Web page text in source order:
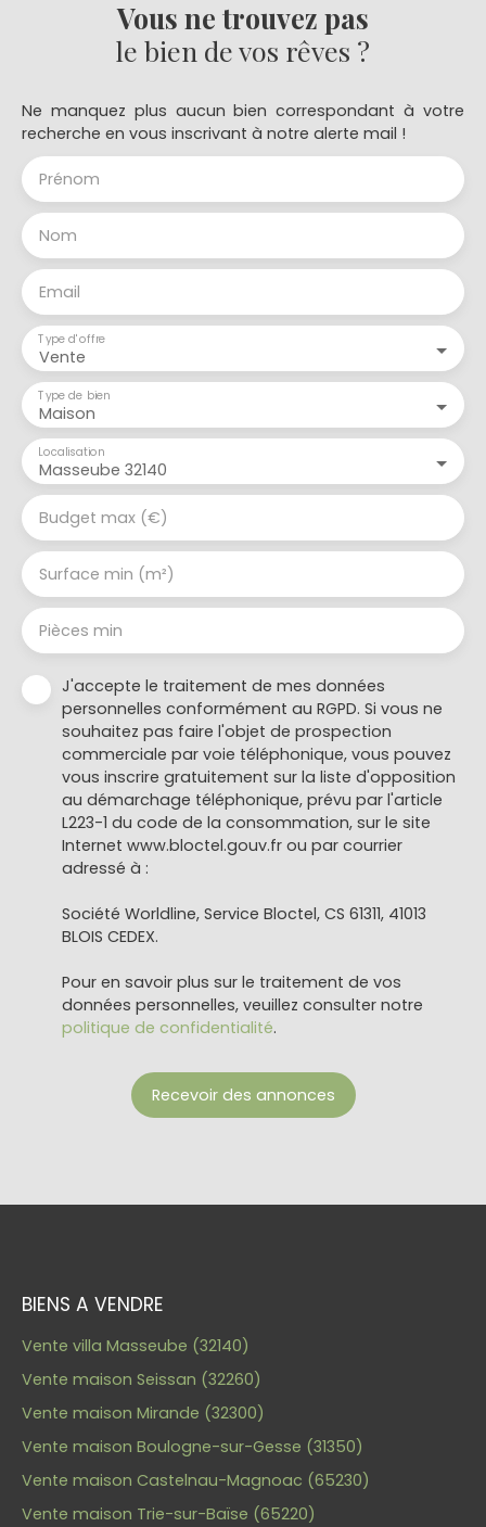
Vous ne trouvez pas
le bien de vos rêves ?
Ne manquez plus aucun bien correspondant à votre
recherche en vous inscrivant à notre alerte mail !
Prénom
Nom
Email
Vente
Type d'offre
Maison
Type de bien
Masseube 32140
Localisation
Budget max (€)
Surface min (m²)
Pièces min
J'accepte le traitement de mes données
personnelles conformément au RGPD. Si vous ne
souhaitez pas faire l'objet de prospection
commerciale par voie téléphonique, vous pouvez
vous inscrire gratuitement sur la liste d'opposition
au démarchage téléphonique, prévu par l'article
L223-1 du code de la consommation, sur le site
Internet www.bloctel.gouv.fr ou par courrier
adressé à :
Société Worldline, Service Bloctel, CS 61311, 41013
BLOIS CEDEX.
Pour en savoir plus sur le traitement de vos
données personnelles, veuillez consulter notre
politique de confidentialité.
Recevoir des annonces
BIENS A VENDRE
Vente villa Masseube (32140)
Vente maison Seissan (32260)
Vente maison Mirande (32300)
Vente maison Boulogne-sur-Gesse (31350)
Vente maison Castelnau-Magnoac (65230)
Vente maison Trie-sur-Baïse (65220)